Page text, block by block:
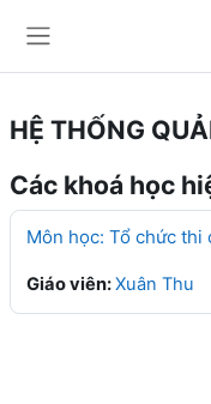
HỆ THỐNG
Các khoá học
Môn học: Tổ chức thi
Giáo viên:Xuân Thu